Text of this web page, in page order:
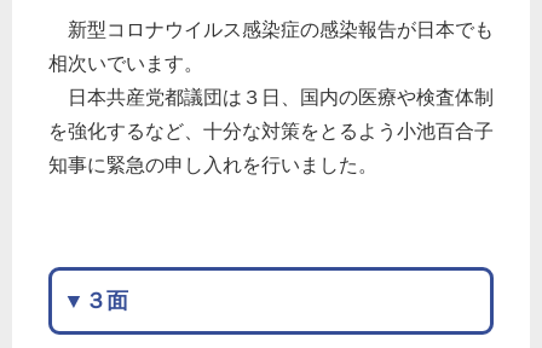
新型コロナウイルス感染症の感染報告が日本でも
相次いでいます。
日本共産党都議団は３日、国内の医療や検査体制
を強化するなど、十分な対策をとるよう小池百合子
知事に緊急の申し入れを行いました。
▼３面